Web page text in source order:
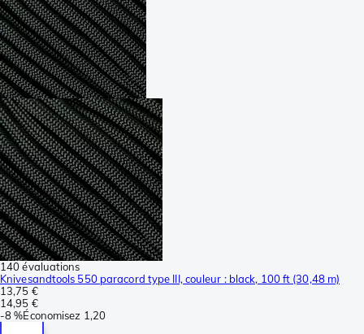
140 évaluations
Knivesandtools 550 paracord type III, couleur : black, 100 ft (30,48 m)
13,75 €
14,95 €
-8 %Économisez 1,20